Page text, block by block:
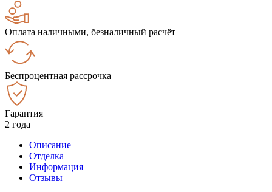
Оплата наличными, безналичный расчёт
Беспроцентная рассрочка
Гарантия
2 года
Описание
Отделка
Информация
Отзывы